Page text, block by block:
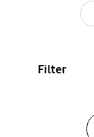
Filter